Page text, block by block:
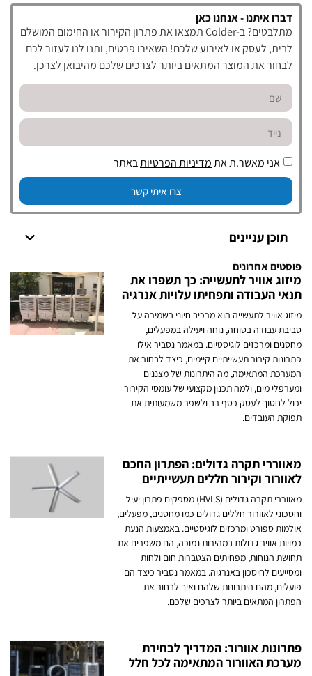
דברו איתנו - אנחנו כאן
מתלבטים? ב-Colder תמצאו את פתרון הקירור או החימום המושלם
לבית, לעסק או לאירוע שלכם! השאירו פרטים, ותנו לנו לעזור לכם
לבחור את המוצר המתאים ביותר לצרכים שלכם מהיבואן לצרכן.
אני מאשר.ת אתמדיניות הפרטיותבאתר
צרו איתי קשר
תוכן עניינים
פוסטים אחרונים
מיזוג אוויר לתעשייה: כך תשפרו את
תנאי העבודה ותפחיתו עלויות אנרגיה
מיזוג אוויר לתעשייה הוא מרכיב חיוני בשמירה על
סביבת עבודה בטוחה, נוחה ויעילה במפעלים,
מחסנים ומרכזים לוגיסטיים. במאמר נסביר אילו
פתרונות קירור תעשייתיים קיימים, כיצד לבחור את
המערכת המתאימה, מה היתרונות של מצננים
ומערפלי מים, ולמה תכנון מקצועי של עומסי הקירור
יכול לחסוך לעסק כסף רב ולשפר משמעותית את
תפוקת העובדים.
מאווררי תקרה גדולים: הפתרון החכם
לאוורור וקירור חללים תעשייתיים
מאווררי תקרה גדולים (HVLS) מספקים פתרון יעיל
וחסכוני לאוורור חללים גדולים כמו מחסנים, מפעלים,
אולמות ספורט ומרכזים לוגיסטיים. באמצעות הנעת
כמויות אוויר גדולות במהירות נמוכה, הם משפרים את
תחושת הנוחות, מפחיתים הצטברות חום ולחות
ומסייעים לחיסכון באנרגיה. במאמר נסביר כיצד הם
פועלים, מהם היתרונות שלהם ואיך לבחור את
הפתרון המתאים ביותר לצרכים שלכם.
פתרונות אוורור: המדריך לבחירת
מערכת האוורור המתאימה לכל חלל